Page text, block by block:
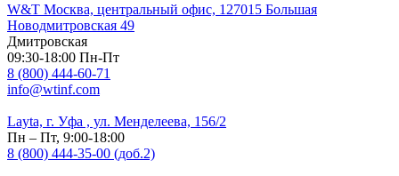
W&T Москва, центральный офис, 127015 Большая
Новодмитровская 49
Дмитровская
09:30-18:00 Пн-Пт
8 (800) 444-60-71
info@wtinf.com
Layta, г. Уфа , ул. Менделеева, 156/2
Пн – Пт, 9:00-18:00
8 (800) 444-35-00 (доб.2)